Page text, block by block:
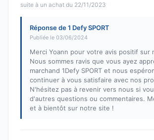
suite à un achat du 22/11/2023
Réponse de 1 Defy SPORT
Publiée le 03/06/2024
Merci Yoann pour votre avis positif sur
Nous sommes ravis que vous ayez
marchand 1Defy SPORT et nous
continuer à vous satisfaire avec nos
N'hésitez pas à revenir vers nous si
d'autres questions ou commentaires.
et à bientôt sur notre site !